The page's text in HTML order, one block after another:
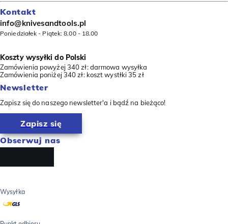
Kontakt
info@knivesandtools.pl
Poniedziałek - Piątek: 8.00 - 18.00
Koszty wysyłki do Polski
Zamówienia powyżej 340 zł: darmowa wysyłka
Zamówienia poniżej 340 zł: koszt wystłki 35 zł
Newsletter
Zapisz się do naszego newsletter'a i bądź na bieżąco!
Zapisz się
Obserwuj nas
Wysyłka